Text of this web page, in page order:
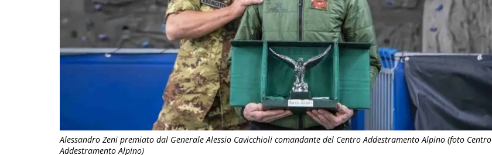
Alessandro Zeni premiato dal Generale Alessio Cavicchioli comandante del Centro Addestramento Alpino (foto Centro
Addestramento Alpino)